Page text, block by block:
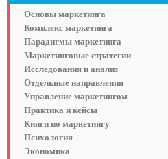
Основы маркетинга
Комплекс маркетинга
Парадигмы маркетинга
Маркетинговые стратегии
Исследования и анализ
Отдельные направления
Управление маркетингом
Практика и кейсы
Книги по маркетингу
Психология
Экономика